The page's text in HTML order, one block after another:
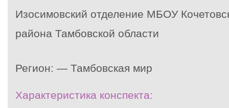
Изосимовский отделение МБОУ
района Тамбовской области
Регион: — Тамбовская мир
Характеристика конспекта: